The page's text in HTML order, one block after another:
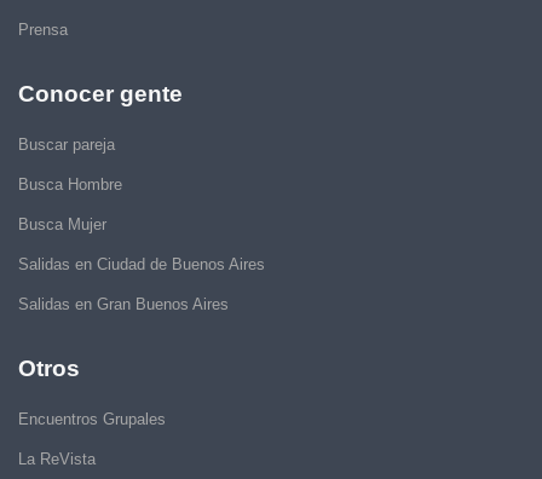
Prensa
Conocer gente
Buscar pareja
Busca Hombre
Busca Mujer
Salidas en Ciudad de Buenos Aires
Salidas en Gran Buenos Aires
Otros
Encuentros Grupales
La ReVista